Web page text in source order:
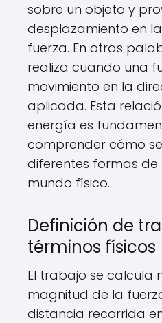
sobre un objeto y
desplazamiento en
fuerza. En otras
realiza cuando una
movimiento en la
aplicada. Esta
energía es
comprender cómo
diferentes formas
mundo físico.
Definición de
términos físicos
El trabajo se calcula
magnitud de la
distancia recorrida